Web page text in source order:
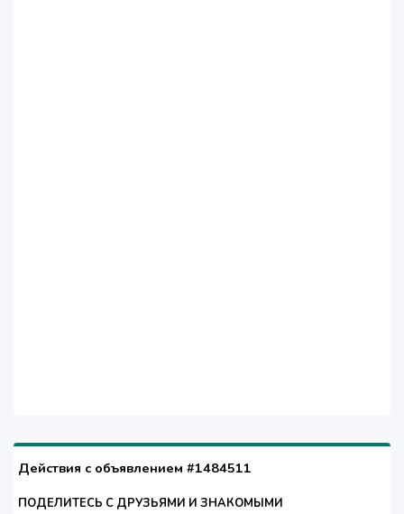
Действия с объявлением #1484511
ПОДЕЛИТЕСЬ С ДРУЗЬЯМИ И ЗНАКОМЫМИ